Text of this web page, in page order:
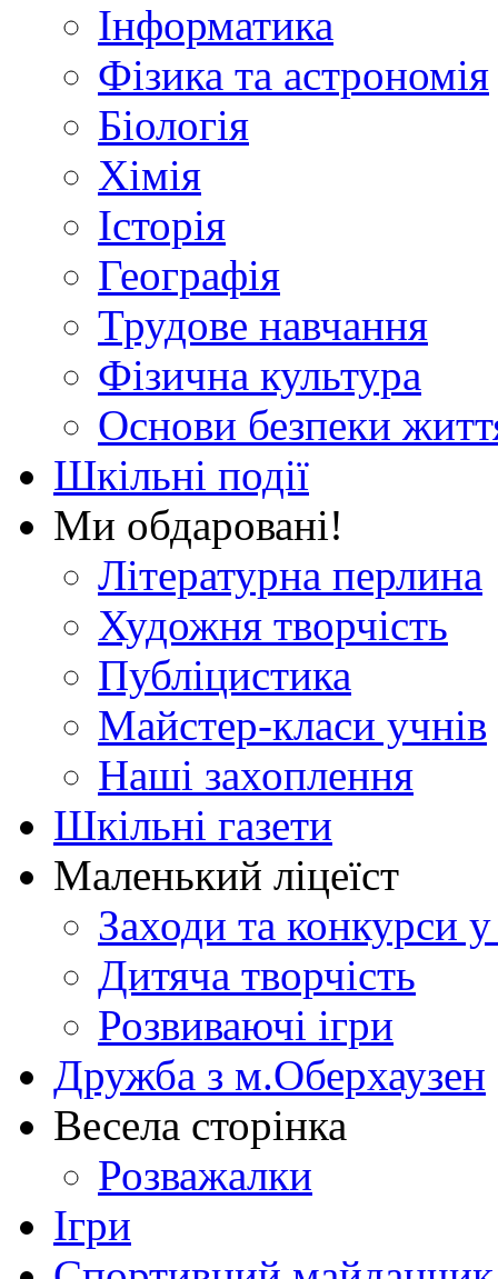
Інформатика
Фізика та астрономія
Біологія
Хімія
Історія
Географія
Трудове навчання
Фізична культура
Основи безпеки
Шкільні події
Ми обдаровані!
Літературна перлина
Художня творчість
Публіцистика
Майстер-класи учнів
Наші захоплення
Шкільні газети
Маленький ліцеїст
Заходи та конкурси у
Дитяча творчість
Розвиваючі ігри
Дружба з м.Оберхаузен
Весела сторінка
Розважалки
Ігри